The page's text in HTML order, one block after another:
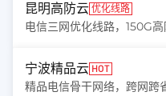
昆明高防云 优化线路
电信三网优化线路，150G
宁波精品云 HOT
精品电信骨干网络，跨网跨